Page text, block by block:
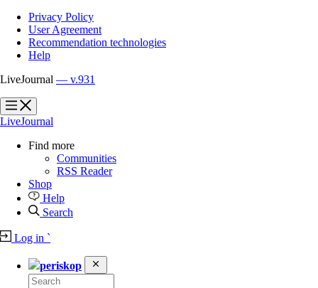
Privacy Policy
User Agreement
Recommendation technologies
Help
LiveJournal — v.931
?
?
LiveJournal
Find more
Communities
RSS Reader
Shop
Help
Search
Log in `
periskop